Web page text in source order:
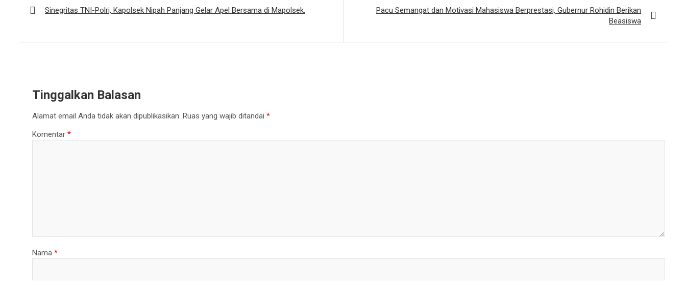
pos
Sinegritas TNI-Polri, Kapolsek Nipah Panjang Gelar Apel Bersama di Mapolsek.
Pacu Semangat dan Motivasi Mahasiswa Berprestasi, Gubernur Rohidin Berikan
Beasiswa
Tinggalkan Balasan
Alamat email Anda tidak akan dipublikasikan. Ruas yang wajib ditandai *
Komentar *
Nama *